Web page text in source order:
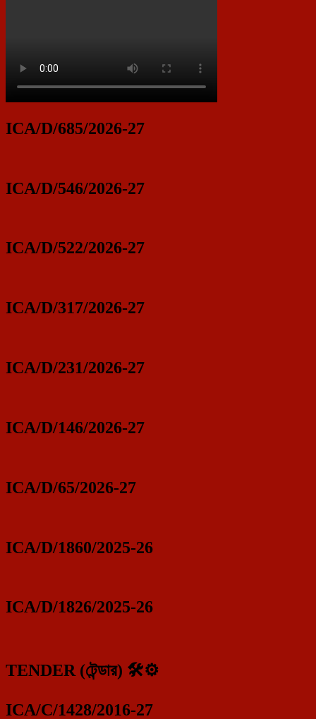
ICA/D/685/2026-27
ICA/D/546/2026-27
ICA/D/522/2026-27
ICA/D/317/2026-27
ICA/D/231/2026-27
ICA/D/146/2026-27
ICA/D/65/2026-27
ICA/D/1860/2025-26
ICA/D/1826/2025-26
TENDER (টেন্ডার) 🛠️⚙️
ICA/C/1428/2016-27